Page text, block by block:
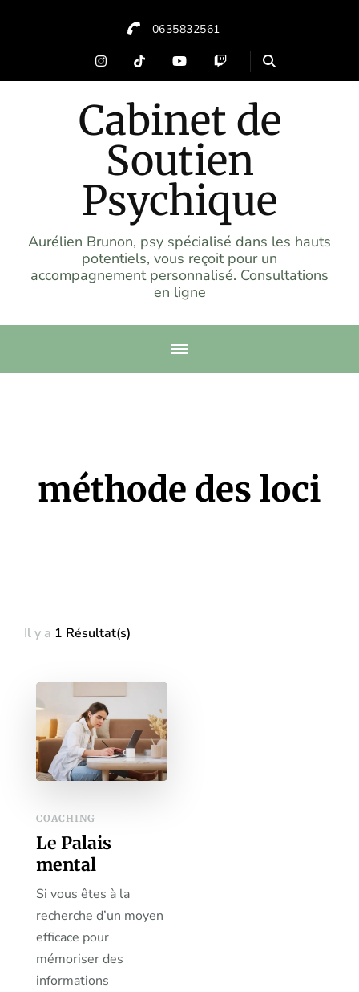
0635832561
Cabinet de
Soutien
Psychique
Aurélien Brunon, psy spécialisé dans les hauts
potentiels, vous reçoit pour un
accompagnement personnalisé. Consultations
en ligne
méthode des loci
Il y a 1 Résultat(s)
COACHING
Le Palais
mental
Si vous êtes à la
recherche d’un moyen
efficace pour
mémoriser des
informations